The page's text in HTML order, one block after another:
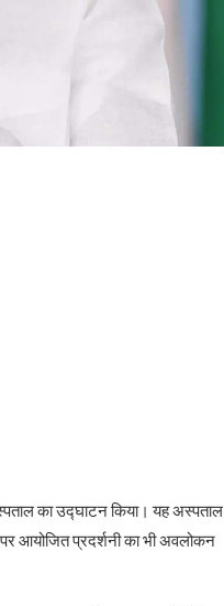
का उद्घाटन किया। यह अस्पताल
आयोजित प्रदर्शनी का भी अवलोकन